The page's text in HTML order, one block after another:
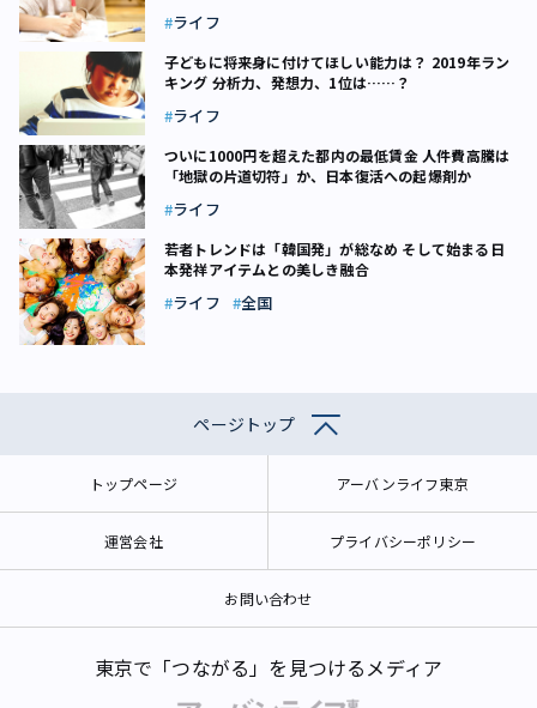
ライフ
子どもに将来身に付けてほしい能力は？ 2019年ラン
キング 分析力、発想力、1位は……？
ライフ
ついに1000円を超えた都内の最低賃金 人件費高騰は
「地獄の片道切符」か、日本復活への起爆剤か
ライフ
若者トレンドは「韓国発」が総なめ そして始まる日
本発祥アイテムとの美しき融合
ライフ 全国
ページトップ
トップページ アーバンライフ東京
運営会社 プライバシーポリシー
お問い合わせ
東京で「つながる」を見つけるメディア